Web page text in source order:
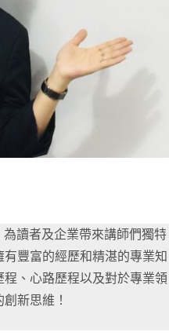
讀者及企業帶來講師們獨特
豐富的經歷和精湛的專業知
、心路歷程以及對於專業領
新思維！